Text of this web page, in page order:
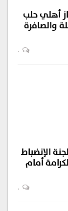
أهلي حلب
والصافرة
0
الإنضباط
أمام
0